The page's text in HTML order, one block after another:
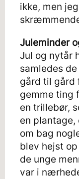
ikke, men
Juleminder
Jul og nytår
samledes
gård til gård
gemme ting
en trillebør,
en plantage,
om bag
blev hejst
de unge
var i